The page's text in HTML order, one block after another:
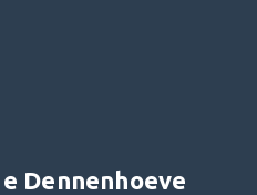
Dennenhoeve